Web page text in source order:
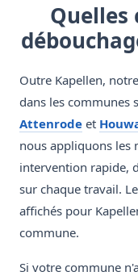
Quelles
Outre Kapellen,
dans les communes
Attenrode et
nous appliquons les
intervention rapide,
sur chaque travail.
affichés pour
commune.
Si votre commune